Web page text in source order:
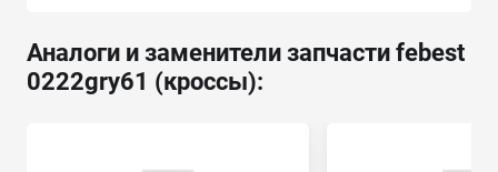
Аналоги и заменители запчасти febest
0222gry61 (кроссы):